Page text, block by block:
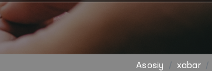
Asosiy xabar